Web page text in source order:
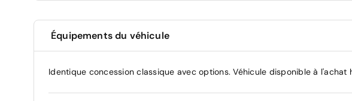
Équipements du véhicule
Identique concession classique avec options. Véhicule disponible à l'achat